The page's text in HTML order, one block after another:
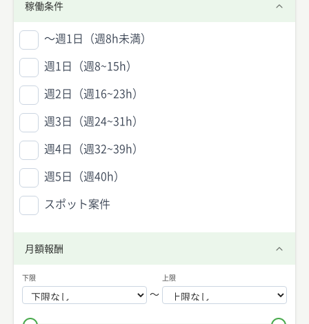
稼働条件
〜週1日（週8h未満）
週1日（週8~15h）
週2日（週16~23h）
週3日（週24~31h）
週4日（週32~39h）
週5日（週40h）
スポット案件
月額報酬
下限
〜
上限